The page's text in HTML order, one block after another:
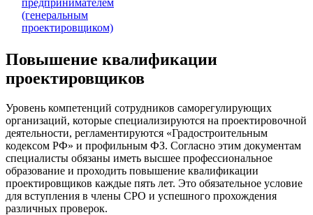
(генеральным
проектировщиком)
Повышение квалификации
проектировщиков
Уровень компетенций сотрудников саморегулирующих
организаций, которые специализируются на проектировочной
деятельности, регламентируются «Градостроительным
кодексом РФ» и профильным ФЗ. Согласно этим документам
специалисты обязаны иметь высшее профессиональное
образование и проходить повышение квалификации
проектировщиков каждые пять лет. Это обязательное условие
для вступления в члены СРО и успешного прохождения
различных проверок.